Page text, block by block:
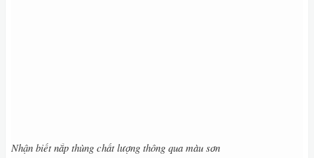
Nhận biết nắp thùng chất lượng thông qua màu sơn